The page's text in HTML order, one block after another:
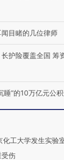
闻目睹的几位律师
长护险覆盖全国 筹
睡”的10万亿元公
化工大学发生实验
伤